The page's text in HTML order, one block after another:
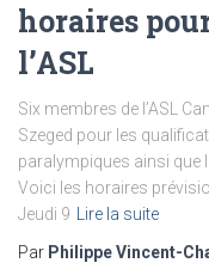
horaires
l’ASL
Six membres de l’ASL
Szeged pour les
paralympiques ainsi que
Voici les horaires
Jeudi 9
Lire la suite
Par Philippe Vincent-